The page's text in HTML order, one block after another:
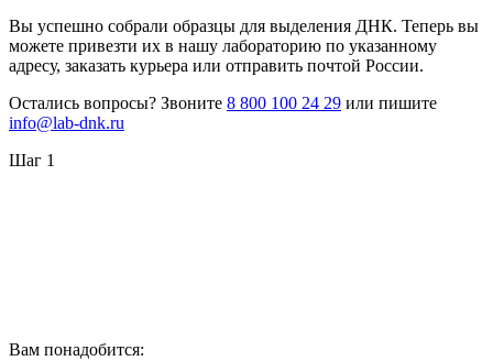
Вы успешно собрали образцы для выделения ДНК. Теперь вы
можете привезти их в нашу лабораторию по указанному
адресу, заказать курьера или отправить почтой России.
Остались вопросы? Звоните 8 800 100 24 29 или пишите
info@lab-dnk.ru
Шаг 1
Вам понадобится: